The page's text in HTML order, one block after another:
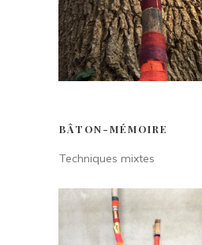
BÂTON-MÉMOIRE
Techniques mixtes